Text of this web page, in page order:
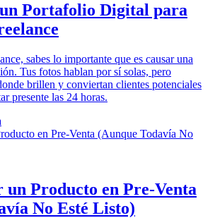
Portafolio Digital para
sabes lo importante que es causar una
Tus fotos hablan por sí solas, pero
brillen y conviertan clientes potenciales
presente las 24 horas.
un Producto en Pre-Venta
No Esté Listo)